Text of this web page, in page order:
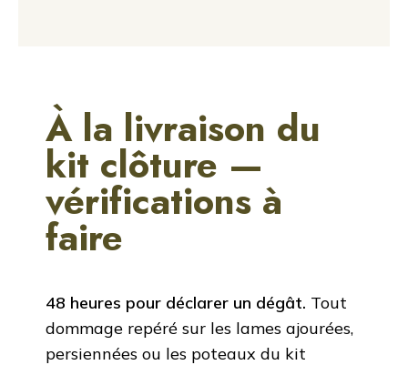
À la livraison du
kit clôture —
vérifications à
faire
48 heures pour déclarer un dégât. Tout
dommage repéré sur les lames ajourées,
persiennées ou les poteaux du kit